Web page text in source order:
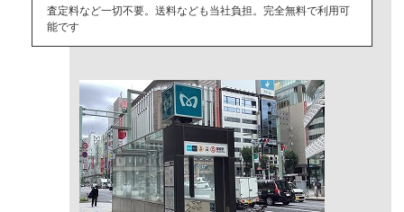
査定料など一切不要。送料なども当社負担。完全無料で利用可
能です